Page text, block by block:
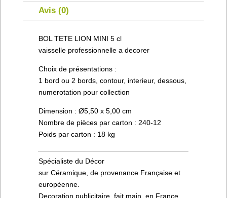
Avis (0)
BOL TETE LION MINI 5 cl
vaisselle professionnelle a decorer
Choix de présentations :
1 bord ou 2 bords, contour, interieur, dessous,
numerotation pour collection
Dimension : Ø5,50 x 5,00 cm
Nombre de pièces par carton : 240-12
Poids par carton : 18 kg
Spécialiste du Décor
sur Céramique, de provenance Française et
européenne.
Decoration publicitaire, fait main, en France,